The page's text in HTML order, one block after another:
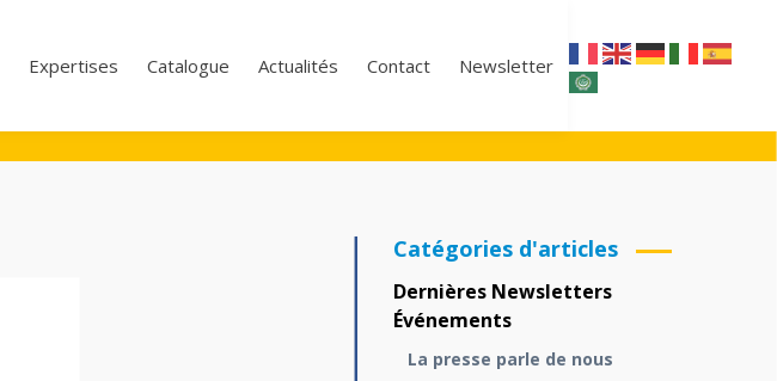
Expertises Catalogue Actualités Contact Newsletter
Catégories d'articles
Dernières Newsletters
Événements
La presse parle de nous